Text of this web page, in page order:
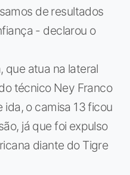
de resultados
- declarou o
que atua na lateral
técnico Ney Franco
o camisa 13 ficou
já que foi expulso
diante do Tigre